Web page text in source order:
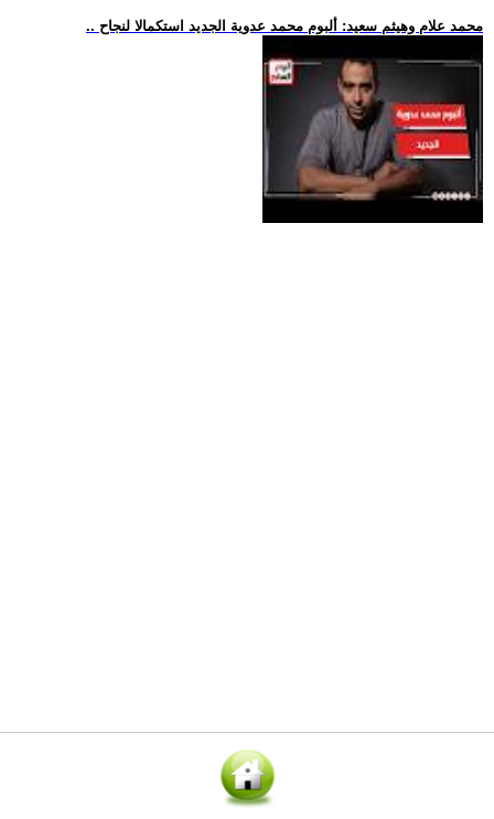
.. محمد علام وهيثم سعيد: ألبوم محمد عدوية الجديد استكمالا لنجاح